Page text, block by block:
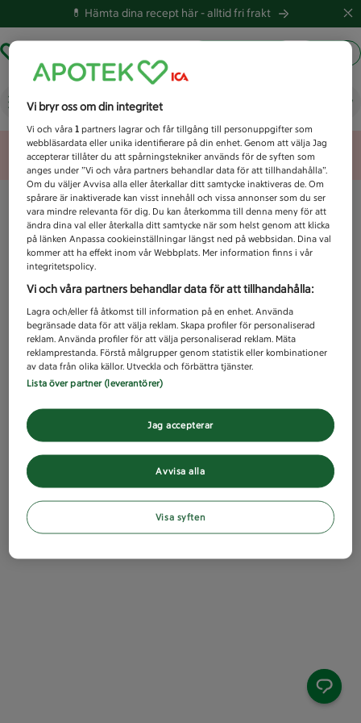
💊 Hämta dina recept här -alltid fri frakt
Vad letar du efter idag?
Unknown error
Vi bryr oss om din integritet
Vi och våra1 partners lagrar och får tillgång till personuppgifter som
webbläsardata eller unika identifierare på din enhet. Genom att välja Jag
accepterar tillåter du att spårningstekniker används för de syften som
anges under ”Vi och våra partners behandlar data för att tillhandahålla”.
Om du väljer Avvisa alla eller återkallar ditt samtycke inaktiveras de. Om
spårare är inaktiverade kan visst innehåll och vissa annonser som du ser
vara mindre relevanta för dig. Du kan återkomma till denna meny för att
ändra dina val eller återkalla ditt samtycke när som helst genom att klicka
på länken Anpassa cookieinställningar längst ned på webbsidan. Dina val
kommer att ha effekt inom vår Webbplats. Mer information finns i vår
integritetspolicy.
Vi och våra partners behandlar data för att tillhandahålla:
Lagra och/eller få åtkomst till information på en enhet. Använda
begränsade data för att välja reklam. Skapa profiler för personaliserad
reklam. Använda profiler för att välja personaliserad reklam. Mäta
reklamprestanda. Förstå målgrupper genom statistik eller kombinationer
av data från olika källor. Utveckla och förbättra tjänster.
Lista över partner (leverantörer)
Avvisa alla
Jag accepterar
Visa syften